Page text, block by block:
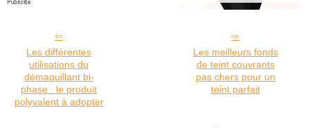
Les différentes
utilisations du
démaquillant bi-
phase : le produit
polyvalent à adopter
Les meilleurs fonds
de teint couvrants
pas chers pour un
teint parfait